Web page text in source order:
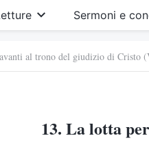
Sermoni e
al trono del giudizio di Cristo
13. La lotta